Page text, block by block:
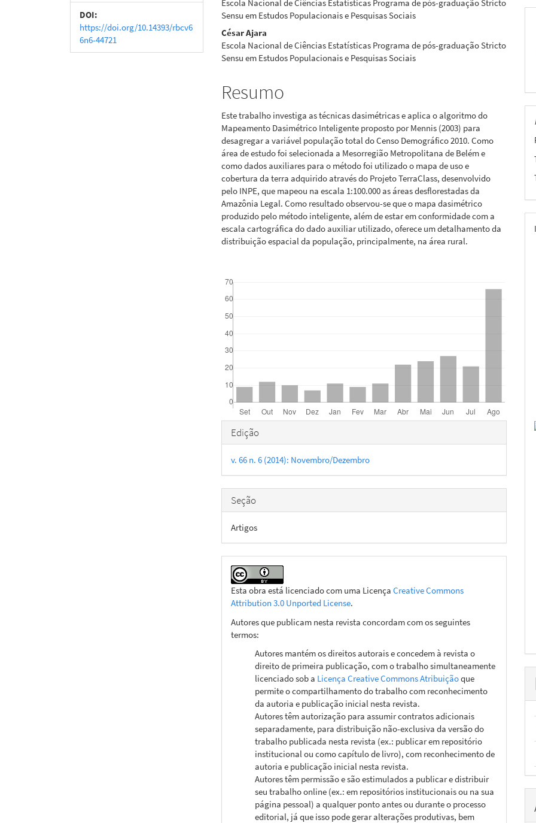
artigos
DOI:
https://doi.org/10.14393/rbcv6
6n6-44721
principal
Escola Nacional de Ciências Estatísticas Programa de pós-graduação Stricto
Sensu em Estudos Populacionais e Pesquisas Sociais
César Ajara
Escola Nacional de Ciências Estatísticas Programa de pós-graduação Stricto
Sensu em Estudos Populacionais e Pesquisas Sociais
Resumo
Este trabalho investiga as técnicas dasimétricas e aplica o algoritmo do
Mapeamento Dasimétrico Inteligente proposto por Mennis (2003) para
desagregar a variável população total do Censo Demográfico 2010. Como
área de estudo foi selecionada a Mesorregião Metropolitana de Belém e
como dados auxiliares para o método foi utilizado o mapa de uso e
cobertura da terra adquirido através do Projeto TerraClass, desenvolvido
pelo INPE, que mapeou na escala 1:100.000 as áreas desflorestadas da
Amazônia Legal. Como resultado observou-se que o mapa dasimétrico
produzido pelo método inteligente, além de estar em conformidade com a
escala cartográfica do dado auxiliar utilizado, oferece um detalhamento da
distribuição espacial da população, principalmente, na área rural.
Detalhes
do
artigo
Edição
v. 66 n. 6 (2014): Novembro/Dezembro
Seção
Artigos
Esta obra está licenciado com uma LicençaCreative Commons
Attribution 3.0 Unported License.
Autores que publicam nesta revista concordam com os seguintes
termos:
Autores mantém os direitos autorais e concedem à revista o
direito de primeira publicação, com o trabalho simultaneamente
licenciado sob a Licença Creative Commons Atribuiçãoque
permite o compartilhamento do trabalho com reconhecimento
da autoria e publicação inicial nesta revista.
Autores têm autorização para assumir contratos adicionais
separadamente, para distribuição não-exclusiva da versão do
trabalho publicada nesta revista (ex.: publicar em repositório
institucional ou como capítulo de livro), com reconhecimento de
autoria e publicação inicial nesta revista.
Autores têm permissão e são estimulados a publicar e distribuir
seu trabalho online (ex.: em repositórios institucionais ou na sua
página pessoal) a qualquer ponto antes ou durante o processo
editorial, já que isso pode gerar alterações produtivas, bem